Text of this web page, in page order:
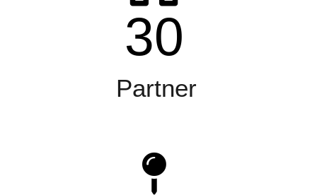
30
Partner